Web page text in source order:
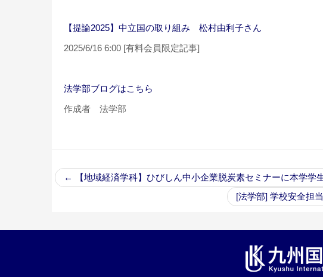
【提論2025】中立国の取り組み 松村由利子さん
2025/6/16 6:00 [有料会員限定記事]
法学部ブログはこちら
作成者 法学部
←
【地域経済学科】ひびしん中小企業脱炭素セミナーに本学学
[法学部] 学校安全担